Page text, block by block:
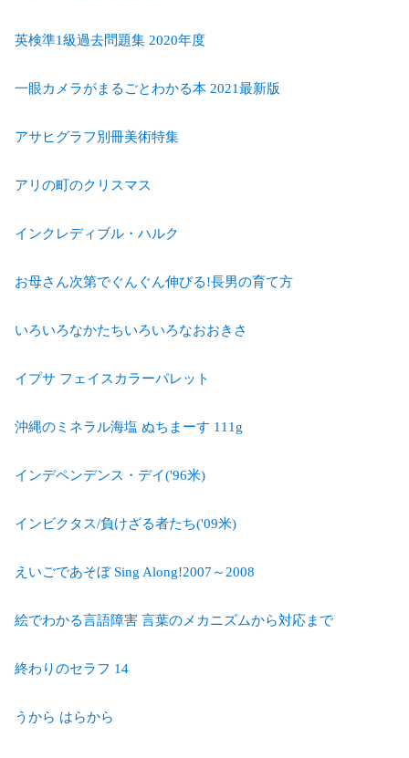
英検準1級過去問題集 2020年度
一眼カメラがまるごとわかる本 2021最新版
アサヒグラフ別冊美術特集
アリの町のクリスマス
インクレディブル・ハルク
お母さん次第でぐんぐん伸びる!長男の育て方
いろいろなかたちいろいろなおおきさ
イプサ フェイスカラーパレット
沖縄のミネラル海塩 ぬちまーす 111g
インデペンデンス・デイ('96米)
インビクタス/負けざる者たち('09米)
えいごであそぼ Sing Along!2007～2008
絵でわかる言語障害 言葉のメカニズムから対応まで
終わりのセラフ 14
うから はらから